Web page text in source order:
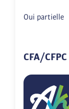
Oui partielle
CFA/